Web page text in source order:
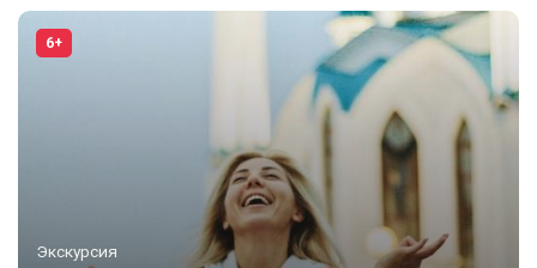
6+
Экскурсия